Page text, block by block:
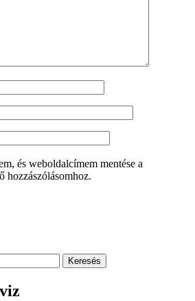
és weboldalcímem mentése a
hozzászólásomhoz.